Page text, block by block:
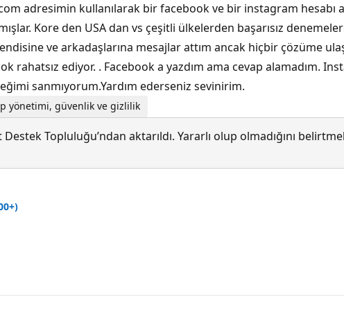
adresimin kullanılarak bir facebook ve bir instagram hesabı
Kore den USA dan vs çeşitli ülkelerden başarısız
ve arkadaşlarına mesajlar attım ancak hiçbir çözüme
rahatsız ediyor. . Facebook a yazdım ama cevap alamadım.
sanmıyorum.Yardım ederseniz sevinirim.
yönetimi, güvenlik ve gizlilik
Topluluğu’ndan aktarıldı. Yararlı olup olmadığını